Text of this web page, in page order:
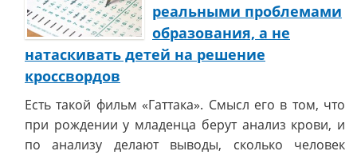
реальными проблемами
образования, а не
натаскивать детей на решение
кроссвордов
Есть такой фильм «Гаттака». Смысл его в том, что
при рождении у младенца берут анализ крови, и
по анализу делают выводы, сколько человек